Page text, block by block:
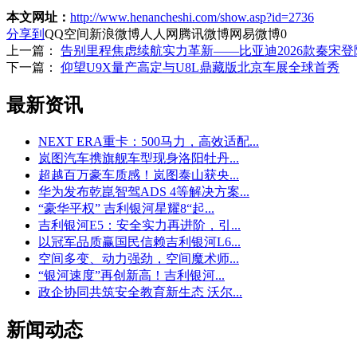
本文网址： http://www.henancheshi.com/show.asp?id=2736
分享到 QQ空间新浪微博人人网 腾讯微博网易微博0
上一篇： 告别里程焦虑续航实力革新——比亚迪2026款秦宋登
下一篇： 仰望U9X量产高定与U8L鼎藏版北京车展全球首秀
最新资讯
NEXT ERA重卡：500马力，高效适配...
岚图汽车携旗舰车型现身洛阳牡丹...
超越百万豪车质感！岚图泰山获央...
华为发布乾崑智驾ADS 4等解决方案...
“豪华平权” 吉利银河星耀8“起...
吉利银河E5：安全实力再进阶，引...
以冠军品质赢国民信赖吉利银河L6...
空间多变、动力强劲，空间魔术师...
“银河速度”再创新高！吉利银河...
政企协同共筑安全教育新生态 沃尔...
新闻动态